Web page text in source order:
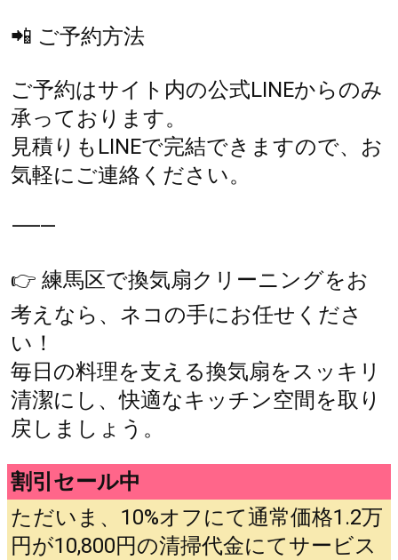
📲 ご予約方法
ご予約はサイト内の公式LINEからのみ
承っております。
見積りもLINEで完結できますので、お
気軽にご連絡ください。
⸻
👉 練馬区で換気扇クリーニングをお
考えなら、ネコの手にお任せくださ
い！
毎日の料理を支える換気扇をスッキリ
清潔にし、快適なキッチン空間を取り
戻しましょう。
割引セール中
ただいま、10%オフにて通常価格1.2万
円が10,800円の清掃代金にてサービス